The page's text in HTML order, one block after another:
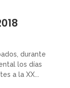
durante
los días
a la XX...